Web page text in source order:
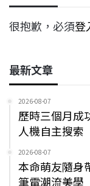
很抱歉，必須登
最新文章
2026-08-07
歷時三個月成
人機自主搜索
2026-08-07
本命萌友隨身
筆電潮流美學